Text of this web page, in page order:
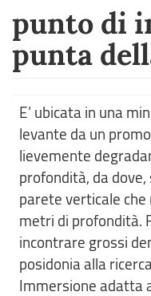
punto di
punta
E’ ubicata in una
levante da un
lievemente
profondità, da
parete verticale
metri di profondità.
incontrare grossi
posidonia alla
Immersione adatta